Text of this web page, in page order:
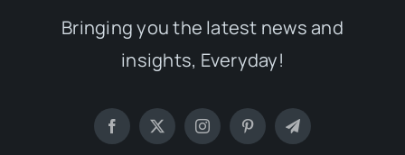
Bringing you the latest news and
insights, Everyday!